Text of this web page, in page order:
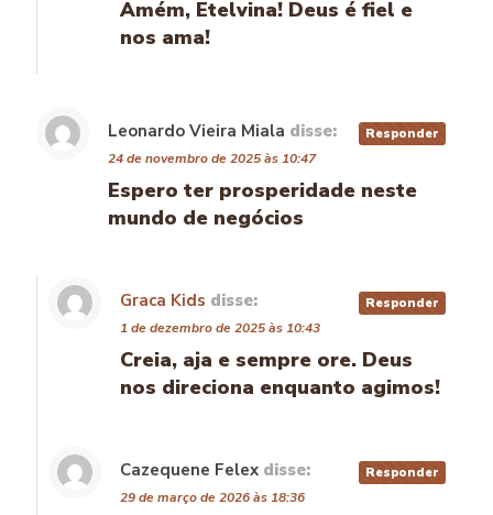
Amém, Etelvina! Deus é fiel e
nos ama!
Leonardo Vieira Miala disse:
24 de novembro de 2025 às 10:47
Espero ter prosperidade neste
mundo de negócios
Responder
Graca Kids disse:
1 de dezembro de 2025 às 10:43
Creia, aja e sempre ore. Deus
nos direciona enquanto agimos!
Responder
Cazequene Felex disse:
29 de março de 2026 às 18:36
Responder